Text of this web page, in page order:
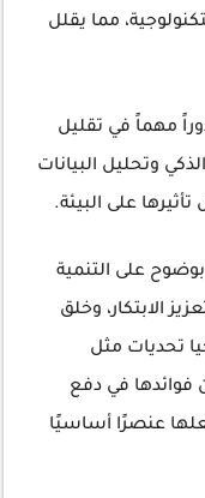
مما يقلل
مهماً في تقليل
وتحليل البيانات
على البيئة.
بوضوح على التنمية
الابتكار، وخلق
تحديات مثل
فوائدها في دفع
عنصرًا أساسيًا